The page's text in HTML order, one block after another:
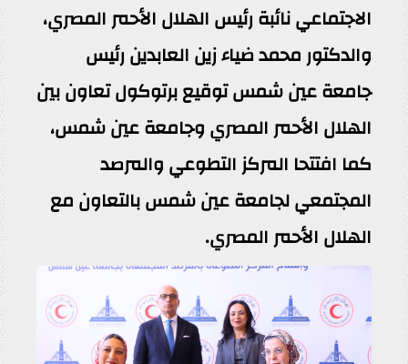
الاجتماعي نائبة رئيس الهلال الأحمر المصري،
والدكتور محمد ضياء زين العابدين رئيس
جامعة عين شمس توقيع برتوكول تعاون بين
الهلال الأحمر المصري وجامعة عين شمس،
كما افتتحا المركز التطوعي والمرصد
المجتمعي لجامعة عين شمس بالتعاون مع
الهلال الأحمر المصري.